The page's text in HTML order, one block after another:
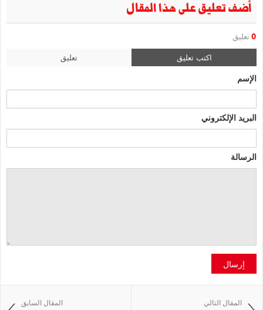
أضف تعليق على هذا المقال
0 تعليق
اكتب تعليق تعليق
الإسم
البريد الإلكتروني
الرسالة
إرسال
المقال السابق المقال التالي